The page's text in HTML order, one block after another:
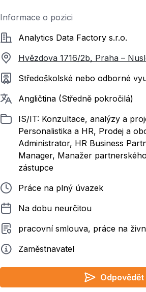
Informace o pozici
SpolečnostAnalytics Data Factory s.r.o.
Hvězdova 1716/2b, Praha –
Požadované vzdělání
Středoškolské nebo odborné
Požadované jazyky
Angličtina (Středně pokročilá)
ZařazenoIS/IT: Konzultace, analýzy a
Personalistika a HR, Prodej a
Administrator, HR Business
Manager, Manažer
zástupce
Typ pracovního poměru
Práce na plný úvazek
Délka pracovního poměru
Na dobu neurčitou
Typ smluvního vztahu
pracovní smlouva, práce na
ZadavatelZaměstnavatel
Odpovědět